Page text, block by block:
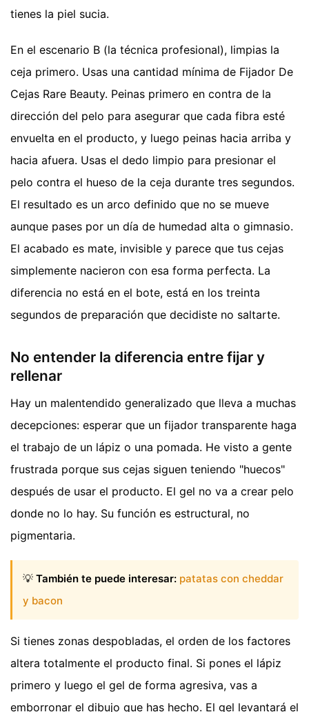
tienes la piel sucia.
En el escenario B (la técnica profesional), limpias la
ceja primero. Usas una cantidad mínima de Fijador De
Cejas Rare Beauty. Peinas primero en contra de la
dirección del pelo para asegurar que cada fibra esté
envuelta en el producto, y luego peinas hacia arriba y
hacia afuera. Usas el dedo limpio para presionar el
pelo contra el hueso de la ceja durante tres segundos.
El resultado es un arco definido que no se mueve
aunque pases por un día de humedad alta o gimnasio.
El acabado es mate, invisible y parece que tus cejas
simplemente nacieron con esa forma perfecta. La
diferencia no está en el bote, está en los treinta
segundos de preparación que decidiste no saltarte.
No entender la diferencia entre fijar y
rellenar
Hay un malentendido generalizado que lleva a muchas
decepciones: esperar que un fijador transparente haga
el trabajo de un lápiz o una pomada. He visto a gente
frustrada porque sus cejas siguen teniendo "huecos"
después de usar el producto. El gel no va a crear pelo
donde no lo hay. Su función es estructural, no
pigmentaria.
💡 También te puede interesar: patatas con cheddar
y bacon
Si tienes zonas despobladas, el orden de los factores
altera totalmente el producto final. Si pones el lápiz
primero y luego el gel de forma agresiva, vas a
emborronar el dibujo que has hecho. El gel levantará el